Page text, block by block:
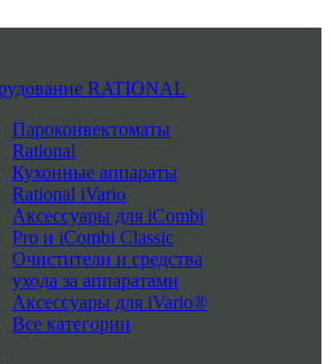
RATIONAL
Пароконвектоматы
Rational
Кухонные аппараты
Rational iVario
Аксессуары для iCombi
Pro и iCombi Classic
Очистители и средства
ухода за аппаратами
Аксессуары для iVario®
Все категории